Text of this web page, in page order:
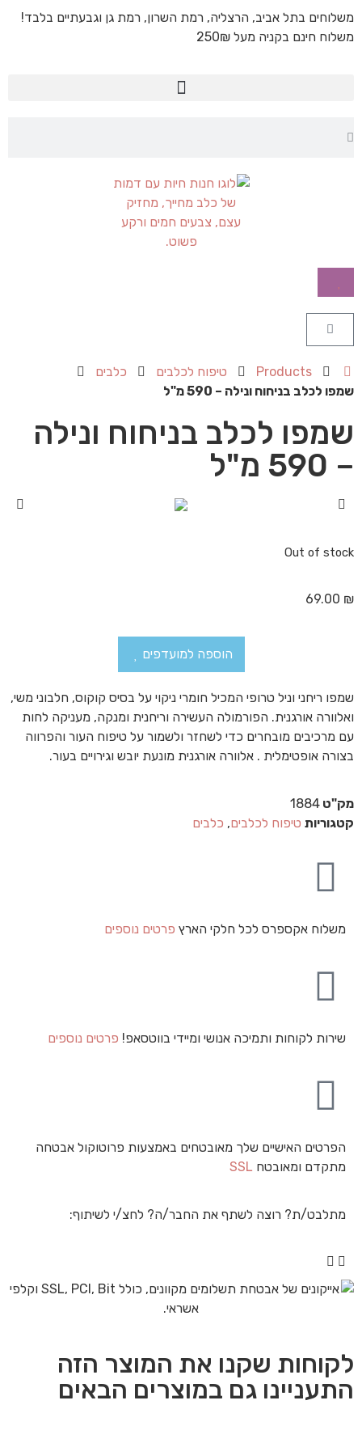
משלוחים בתל אביב, הרצליה, רמת השרון, רמת גן וגבעתיים בלבד!
משלוח חינם בקניה מעל 250₪
Products טיפוח לכלבים
כלבים
שמפו לכלב בניחוח ונילה – 590 מ"ל
שמפו לכלב בניחוח ונילה
– 590 מ"ל
Out of stock
69.00 ₪
הוספה למועדפים
שמפו ריחני וניל טרופי המכיל חומרי ניקוי על בסיס קוקוס, חלבוני משי,
ואלוורה אורגנית. הפורמולה העשירה וריחנית ומנקה, מעניקה לחות
עם מרכיבים מובחרים כדי לשחזר ולשמור על טיפוח העור והפרווה
בצורה אופטימלית . אלוורה אורגנית מונעת יובש וגירויים בעור.
מק"ט 1884
קטגוריות טיפוח לכלבים, כלבים
משלוח אקספרס לכל חלקי הארץ פרטים נוספים
שירות לקוחות ותמיכה אנושי ומיידי בווטסאפ! פרטים נוספים
הפרטים האישיים שלך מאובטחים באמצעות פרוטוקול אבטחה
מתקדם ומאובטח SSL
מתלבט/ת? רוצה לשתף את החבר/ה? לחצ/י לשיתוף:
לקוחות שקנו את המוצר הזה
התעניינו גם במוצרים הבאים